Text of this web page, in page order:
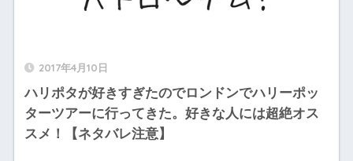
2017年4月10日
ハリポタが好きすぎたのでロンドンでハリーポッ
ターツアーに行ってきた。好きな人には超絶オス
スメ！【ネタバレ注意】